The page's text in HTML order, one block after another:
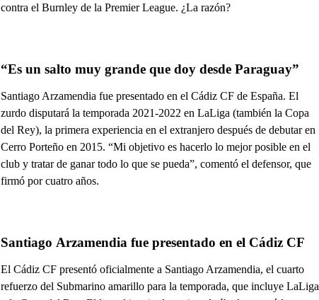
contra el Burnley de la Premier League. ¿La razón?
“Es un salto muy grande que doy desde Paraguay”
Santiago Arzamendia fue presentado en el Cádiz CF de España. El
zurdo disputará la temporada 2021-2022 en LaLiga (también la Copa
del Rey), la primera experiencia en el extranjero después de debutar en
Cerro Porteño en 2015. “Mi objetivo es hacerlo lo mejor posible en el
club y tratar de ganar todo lo que se pueda”, comentó el defensor, que
firmó por cuatro años.
Santiago Arzamendia fue presentado en el Cádiz CF
El Cádiz CF presentó oficialmente a Santiago Arzamendia, el cuarto
refuerzo del Submarino amarillo para la temporada, que incluye LaLiga